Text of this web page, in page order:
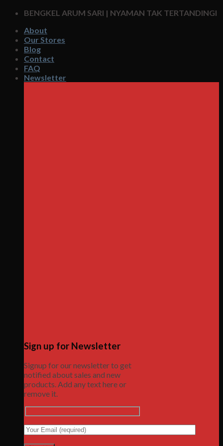
Skip
content
BENGKEL ARUM SARI | NYAMAN TAK TERTANDINGI
About
Our Stores
Blog
Contact
FAQ
Newsletter
Sign up for Newsletter
Signup for our newsletter to get
notified about sales and new
products. Add any text here or
remove it.